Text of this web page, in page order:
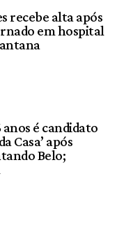
recebe alta após
em hospital
anos é candidato
Casa’ após
Belo;